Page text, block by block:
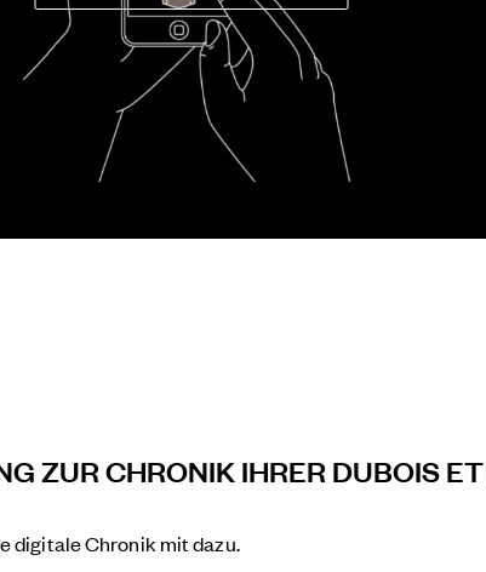
ZUR CHRONIK IHRER DUBOIS
digitale Chronik mit dazu.